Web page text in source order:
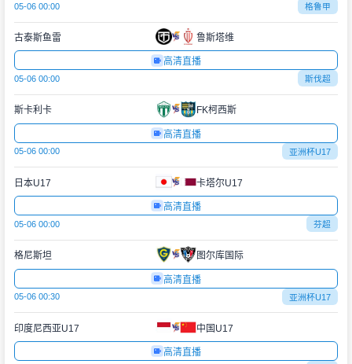
05-06 00:00 格鲁甲
古泰斯鱼雷 鲁斯塔维
高清直播
05-06 00:00 斯伐超
斯卡利卡 FK柯西斯
高清直播
05-06 00:00 亚洲杯U17
日本U17 卡塔尔U17
高清直播
05-06 00:00 芬超
格尼斯坦 图尔库国际
高清直播
05-06 00:30 亚洲杯U17
印度尼西亚U17 中国U17
高清直播